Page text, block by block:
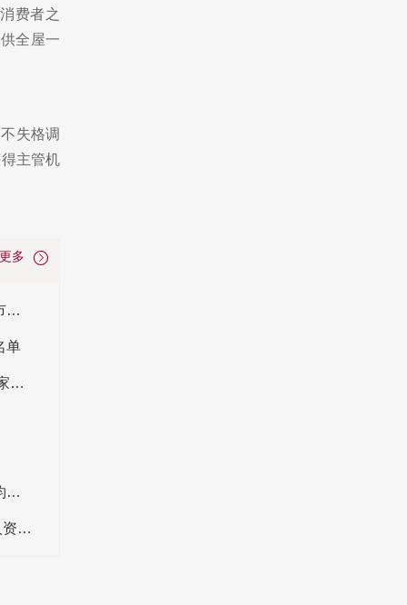
费者之
全屋一
失格调
主管机
多
整体家具定制行业五大优势 整体家具定制行业市场规模分析
单
佛山家具公司 佛山有名的家具品牌 佛山有名的家具厂有哪些
索菲亚公司董事长是谁？江淦钧个人资料 江淦钧发家史
北京日上集团董事长是谁？日上集团赵艳利个人资料简介